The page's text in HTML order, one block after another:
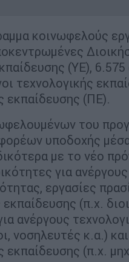
κοινωφελούς
(ΥΕ),
τεχνολογικής
εκπαίδευσης (ΠΕ).
του
υποδοχής
με το νέο
για
εργασίες
(π.χ.
ανέργους
νοσηλευτές κ.α.)
εκπαίδευσης (π.χ.